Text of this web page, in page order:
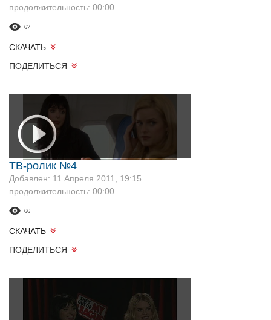
продолжительность: 00:00
67
СКАЧАТЬ
ПОДЕЛИТЬСЯ
ТВ-ролик №4
Добавлен: 11 Апреля 2011, 19:15
продолжительность: 00:00
66
СКАЧАТЬ
ПОДЕЛИТЬСЯ